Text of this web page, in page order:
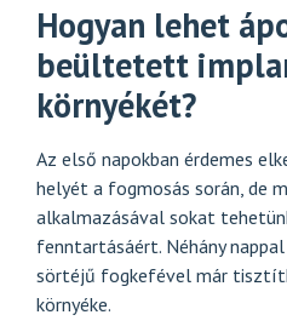
Hogyan lehet
beültetett
környékét?
Az első napokban érdemes
helyét a fogmosás során, de
alkalmazásával sokat
fenntartásáért. Néhány
sörtéjű fogkefével már
környéke.